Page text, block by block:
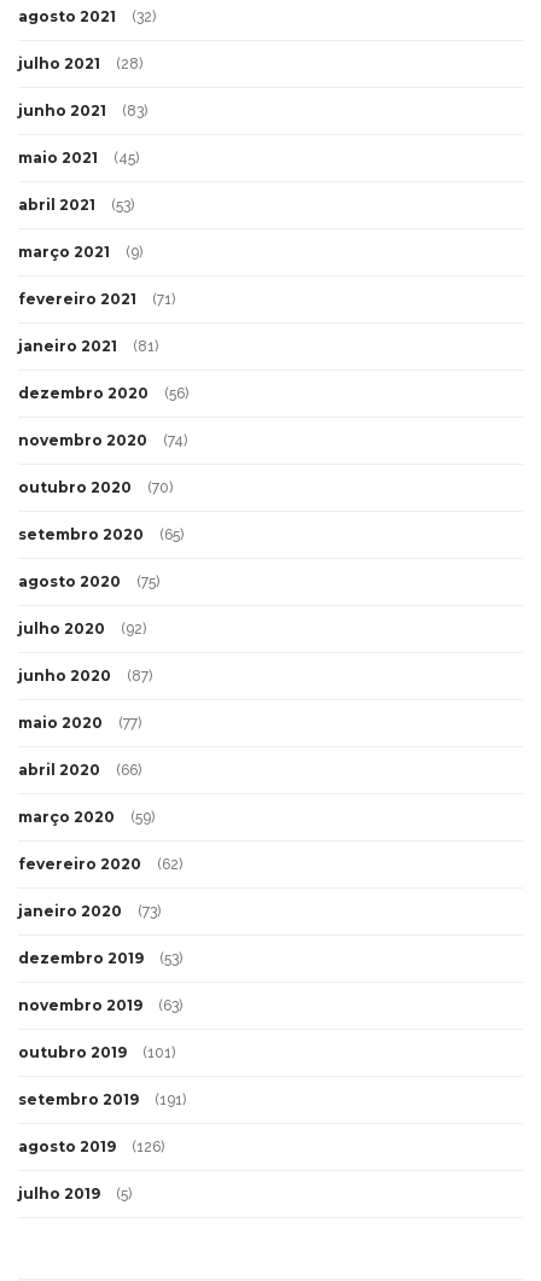
agosto 2021 (32)
julho 2021 (28)
junho 2021 (83)
maio 2021 (45)
abril 2021 (53)
março 2021 (9)
fevereiro 2021 (71)
janeiro 2021 (81)
dezembro 2020 (56)
novembro 2020 (74)
outubro 2020 (70)
setembro 2020 (65)
agosto 2020 (75)
julho 2020 (92)
junho 2020 (87)
maio 2020 (77)
abril 2020 (66)
março 2020 (59)
fevereiro 2020 (62)
janeiro 2020 (73)
dezembro 2019 (53)
novembro 2019 (63)
outubro 2019 (101)
setembro 2019 (191)
agosto 2019 (126)
julho 2019 (5)